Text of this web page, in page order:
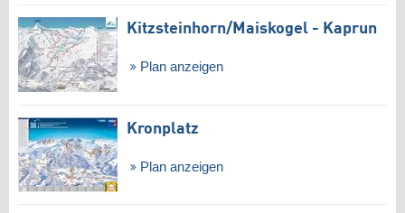
Kitzsteinhorn/​Maiskogel - Kaprun
Plan anzeigen
Kronplatz
Plan anzeigen